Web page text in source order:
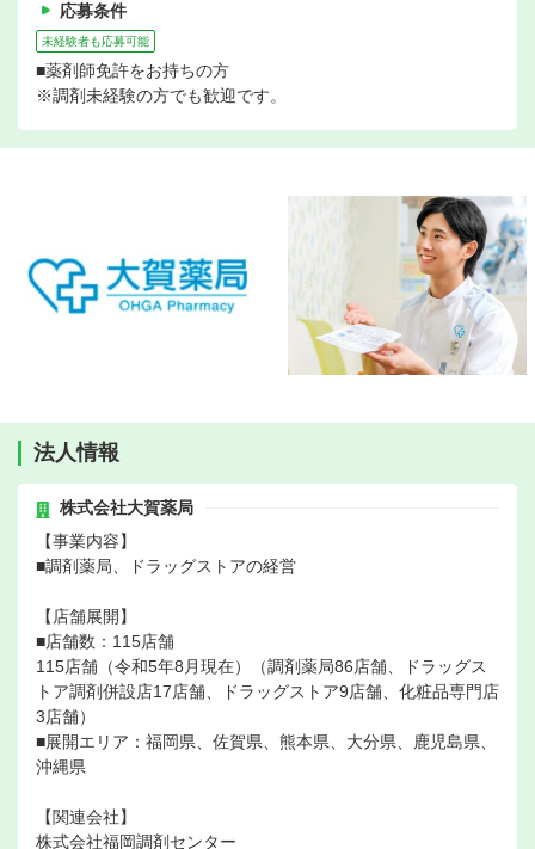
応募条件
未経験者も応募可能
■薬剤師免許をお持ちの方
※調剤未経験の方でも歓迎です。
法人情報
株式会社大賀薬局
【事業内容】
■調剤薬局、ドラッグストアの経営
【店舗展開】
■店舗数：115店舗
115店舗（令和5年8月現在）（調剤薬局86店舗、ドラッグス
トア調剤併設店17店舗、ドラッグストア9店舗、化粧品専門店
3店舗）
■展開エリア：福岡県、佐賀県、熊本県、大分県、鹿児島県、
沖縄県
【関連会社】
株式会社福岡調剤センター